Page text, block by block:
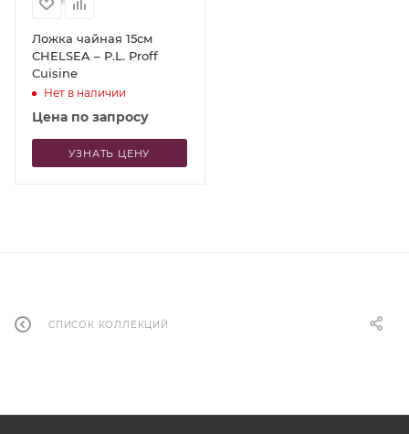
Ложка чайная 15см
CHELSEA – P.L. Proff
Cuisine
Нет в наличии
Цена по запросу
УЗНАТЬ ЦЕНУ
СПИСОК КОЛЛЕКЦИЙ